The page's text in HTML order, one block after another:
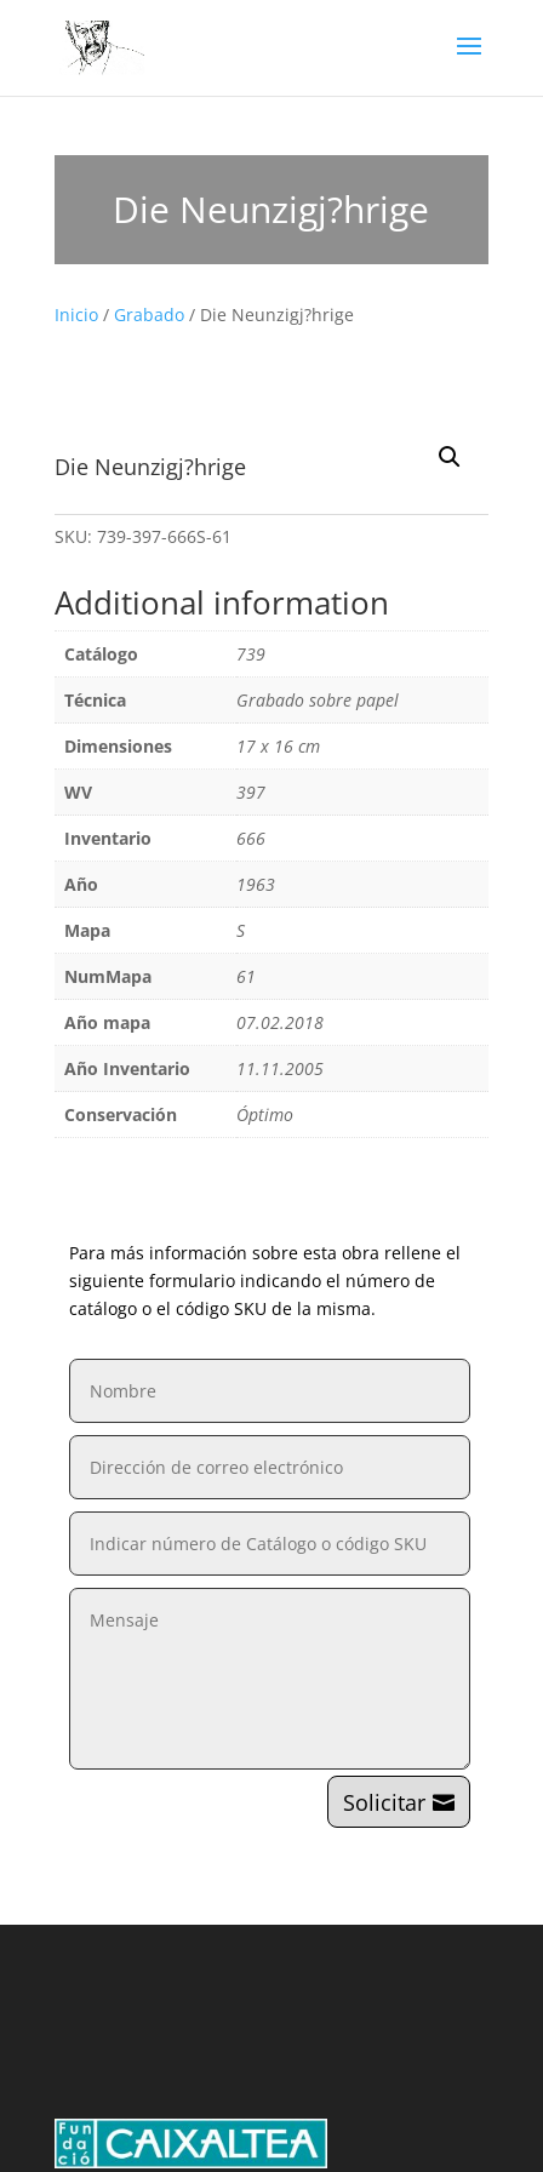
Die Neunzigj?hrige
Inicio/ Grabado/ Die Neunzigj?hrige
Die Neunzigj?hrige
SKU: 739-397-666S-61
Additional information
Catálogo
739
Técnica
Grabado sobre papel
Dimensiones
17 x 16 cm
WV
397
Inventario
666
Año
1963
Mapa
S
NumMapa
61
Año mapa
07.02.2018
Año Inventario
11.11.2005
Conservación
Óptimo
Para más información sobre esta obra rellene el
siguiente formulario indicando el número de
catálogo o el código SKU de la misma.
Solicitar